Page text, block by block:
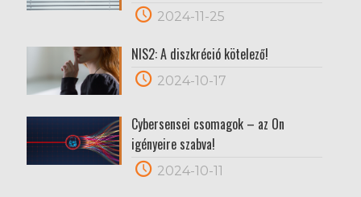
2024-11-25
NIS2: A diszkréció kötelező!
2024-10-17
Cybersensei csomagok – az Ön
igényeire szabva!
2024-10-11